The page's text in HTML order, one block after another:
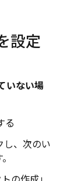
設定
いない場
る
し、次のい